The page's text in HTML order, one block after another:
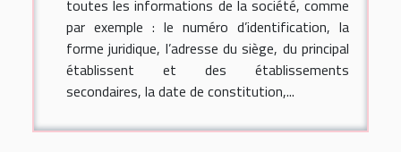
toutes les informations de la société, comme
par exemple : le numéro d’identification, la
forme juridique, l’adresse du siège, du principal
établissent et des établissements
secondaires, la date de constitution,...